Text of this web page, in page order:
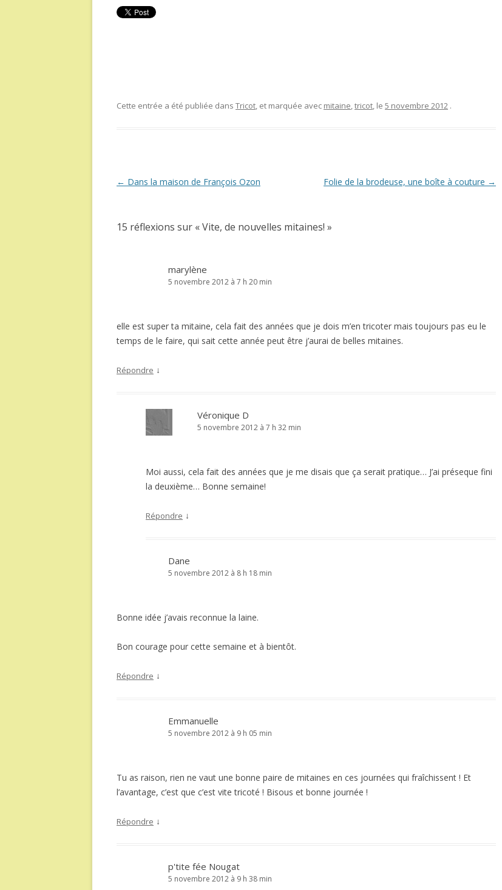
Cette entrée a été publiée dans Tricot, et marquée avec mitaine,tricot, le 5 novembre 2012 .
Navigation
← Dans la maison de François Ozon Folie de la brodeuse, une boîte à couture →
15 réflexions sur «Vite, de nouvelles mitaines! »
marylène
5 novembre 2012 à 7 h 20 min
elle est super ta mitaine, cela fait des années que je dois m’en tricoter mais toujours pas eu le
temps de le faire, qui sait cette année peut être j’aurai de belles mitaines.
Répondre ↓
Véronique D
5 novembre 2012 à 7 h 32 min
Moi aussi, cela fait des années que je me disais que ça serait pratique… J’ai préseque fini
la deuxième… Bonne semaine!
Répondre ↓
Dane
5 novembre 2012 à 8 h 18 min
Bonne idée j’avais reconnue la laine.
Bon courage pour cette semaine et à bientôt.
Répondre ↓
Emmanuelle
5 novembre 2012 à 9 h 05 min
Tu as raison, rien ne vaut une bonne paire de mitaines en ces journées qui fraîchissent ! Et
l’avantage, c’est que c’est vite tricoté ! Bisous et bonne journée !
Répondre ↓
p'tite fée Nougat
5 novembre 2012 à 9 h 38 min